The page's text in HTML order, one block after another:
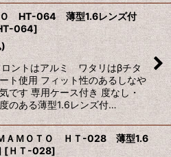
Ｏ HT-064 薄型1.6レンズ付
064]
ロントはアルミ ワタリはβチタ
ト使用 フィット性のあるしなや
です 専用ケース付き 度なし・
のある薄型1.6レンズ付…
ＡＭＯＴＯ ＨＴ-028 薄型1.6
[ＨＴ-028]